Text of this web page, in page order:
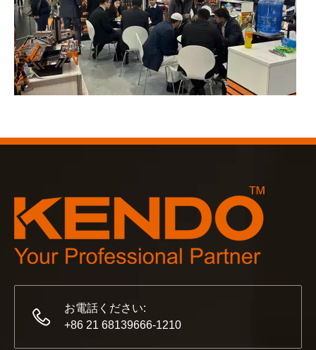
KENDO ケルン見本市 2023
お電話ください:
+86 21 68139666-1210